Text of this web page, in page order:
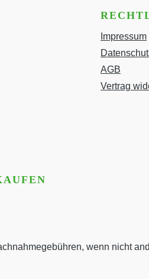
Impressum
AGB
Vertrag
wenn nicht